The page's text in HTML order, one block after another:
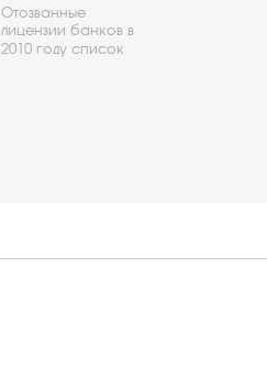
Отозванные
лицензии банков в
2010 году список